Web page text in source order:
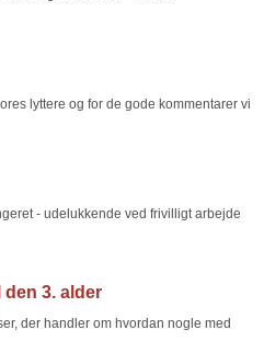
lyttere og for de gode kommentarer vi
- udelukkende ved frivilligt arbejde
den 3. alder
der handler om hvordan nogle med